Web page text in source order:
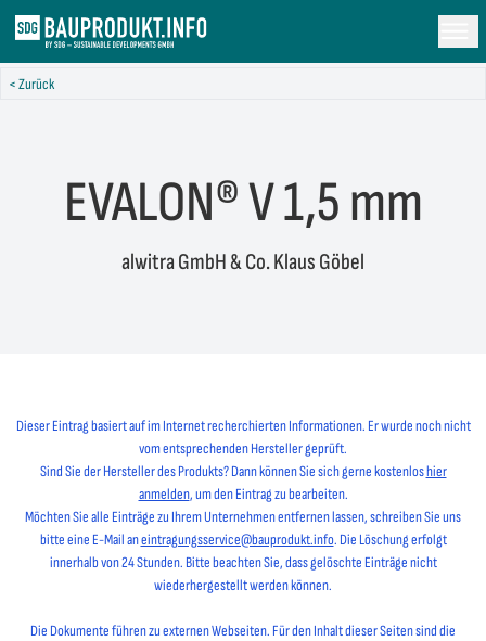
< Zurück
EVALON® V 1,5 mm
alwitra GmbH & Co. Klaus Göbel
Dieser Eintrag basiert auf im Internet recherchierten Informationen. Er wurde noch nicht
vom entsprechenden Hersteller geprüft.
Sind Sie der Hersteller des Produkts? Dann können Sie sich gerne kostenloshier
anmelden, um den Eintrag zu bearbeiten.
Möchten Sie alle Einträge zu Ihrem Unternehmen entfernen lassen, schreiben Sie uns
bitte eine E-Mail aneintragungsservice@bauprodukt.info. Die Löschung erfolgt
innerhalb von 24 Stunden. Bitte beachten Sie, dass gelöschte Einträge nicht
wiederhergestellt werden können.
Die Dokumente führen zu externen Webseiten. Für den Inhalt dieser Seiten sind die